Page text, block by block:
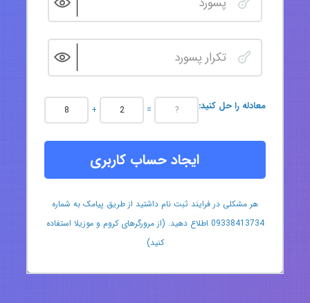
:معادله را حل کنید + =
ایجاد حساب کاربری
هر مشکلی در فرایند ثبت نام داشتید از طریق پیامک به شماره
09338413734 اطلاع دهید. (از مرورگرهای کروم و موزیلا استفاده
کنید)